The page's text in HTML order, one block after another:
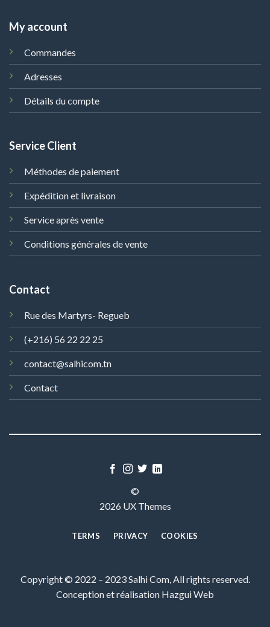
My account
Commandes
Adresses
Détails du compte
Service Client
Méthodes de paiement
Expédition et livraison
Service après vente
Conditions générales de vente
Contact
Rue des Martyrs- Regueb
(+216) 56 22 22 25
contact@salhicom.tn
Contact
©
2026 UX Themes
TERMS PRIVACY COOKIES
Copyright © 2022 – 2023 Salhi Com, All rights reserved.
Conception et réalisation Hazgui Web